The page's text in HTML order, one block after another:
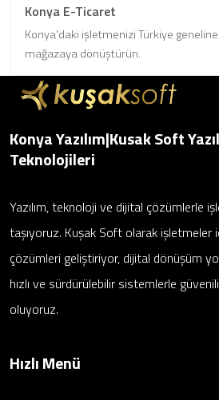
Konya E-Ticaret
Konya'daki işletmenizi Türkiye
mağazaya dönüştürün.
Konya Yazılım|Kusak Soft
Teknolojileri
Yazılım, teknoloji ve dijital çözümlerle
taşıyoruz. Kuşak Soft olarak işletmeler
çözümleri geliştiriyor, dijital dönüşüm
hızlı ve sürdürülebilir sistemlerle
oluyoruz.
Hızlı Menü